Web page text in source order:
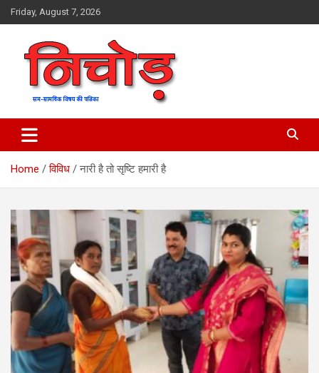
Skip
to
Friday, August 7, 2026
Nichod
Home विविध नारी है तो सृष्टि हमारी है